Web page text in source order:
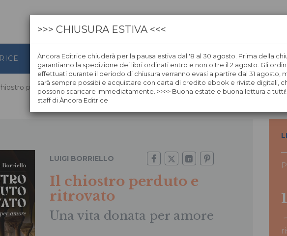
GRAFICA LIBRERIE ÀNCORAWOW
perduto e ritrovato
LUIGI BORRIELLO
Il chiostro perduto e
ritrovato
Una vita donata per amore
>>> CHIUSURA ESTIVA <<<
Àncora Editrice chiuderà per la pausa estiva dall'8 al 30 agosto. Prima della
garantiamo la spedizione dei libri ordinati entro e non oltre il 2 agosto. Gli
effettuati durante il periodo di chiusura verranno evasi a partire dal 31 agosto,
sarà sempre possibile acquistare con carta di credito ebook e riviste digitali,
possono scaricare immediatamente. >>>> Buona estate e buona lettura a tutti!
staff di Àncora Editrice